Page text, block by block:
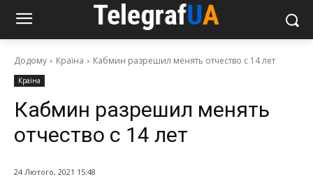
Додому Країна Кабмин разрешил менять отчество с 14 лет
Країна
Кабмин разрешил менять
отчество с 14 лет
24 Лютого, 2021 15:48